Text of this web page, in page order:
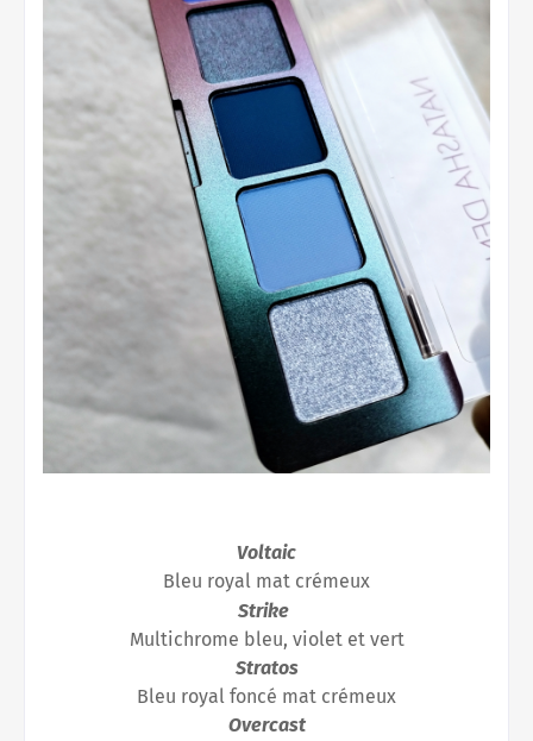
Voltaic
Bleu royal mat crémeux
Strike
Multichrome bleu, violet et vert
Stratos
Bleu royal foncé mat crémeux
Overcast